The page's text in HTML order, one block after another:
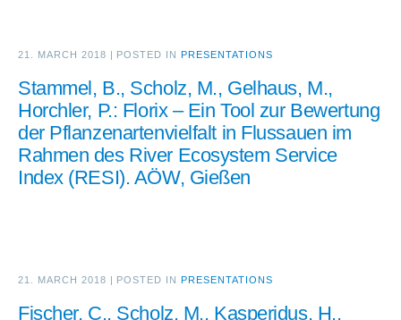
21. MARCH 2018 | POSTED IN PRESENTATIONS
Stammel, B., Scholz, M., Gelhaus, M.,
Horchler, P.: Florix – Ein Tool zur Bewertung
der Pflanzenartenvielfalt in Flussauen im
Rahmen des River Ecosystem Service
Index (RESI). AÖW, Gießen
21. MARCH 2018 | POSTED IN PRESENTATIONS
Fischer, C., Scholz, M., Kasperidus, H.,